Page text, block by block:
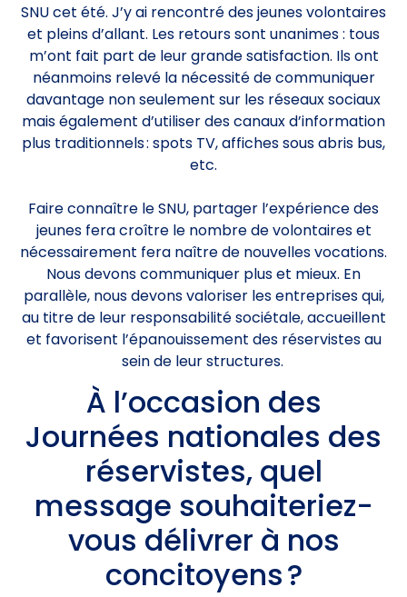
SNU cet été. J’y ai rencontré des jeunes volontaires
et pleins d’allant. Les retours sont unanimes : tous
m’ont fait part de leur grande satisfaction. Ils ont
néanmoins relevé la nécessité de communiquer
davantage non seulement sur les réseaux sociaux
mais également d’utiliser des canaux d’information
plus traditionnels : spots TV, affiches sous abris bus,
etc.
Faire connaître le SNU, partager l’expérience des
jeunes fera croître le nombre de volontaires et
nécessairement fera naître de nouvelles vocations.
Nous devons communiquer plus et mieux. En
parallèle, nous devons valoriser les entreprises qui,
au titre de leur responsabilité sociétale, accueillent
et favorisent l’épanouissement des réservistes au
sein de leur structures.
À l’occasion des
Journées nationales des
réservistes, quel
message souhaiteriez-
vous délivrer à nos
concitoyens ?